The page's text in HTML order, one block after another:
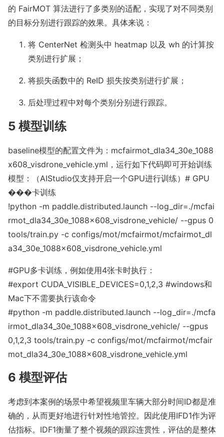
的 FairMOT 算法进行了多类别的适配，实现了对不同类别
的目标分别进行跟踪的效果。具体来说：
将 CenterNet 检测头中 heatmap 以及 wh 的计算按
类别进行扩展；
将损失函数中的 ReID 损失按类别进行扩展；
后处理过程中对每个类别分别进行跟踪。
5 模型训练
baseline模型的配置文件为： mcfairmot_dla34_30e_1088
x608_visdrone_vehicle.yml ，运行如下代码即可开始训练
模型：（AIStudio仅支持开启一个GPU进行训练）# GPU
���卡训练
!python -m paddle.distributed.launch --log_dir=./mcfai
rmot_dla34_30e_1088x608_visdrone_vehicle/ --gpus 0
tools/train.py -c configs/mot/mcfairmot/mcfairmot_dl
a34_30e_1088x608_visdrone_vehicle.yml
#GPU多卡训练，例如使用4张卡时执行：
#export CUDA_VISIBLE_DEVICES=0,1,2,3 #windows和
Mac下不需要执行该命令
#python -m paddle.distributed.launch --log_dir=./mcfa
irmot_dla34_30e_1088x608_visdrone_vehicle/ --gpus
0,1,2,3 tools/train.py -c configs/mot/mcfairmot/mcfair
mot_dla34_30e_1088x608_visdrone_vehicle.yml
6 模型评估
考虑到本案例的场景中希望视频里车辆大部分时间ID都是准
确的，从而更好地进行针对性地管控。因此使用IFD1作为评
估指标。IDF1衡量了整个视频的跟踪连贯性，评估的是整体